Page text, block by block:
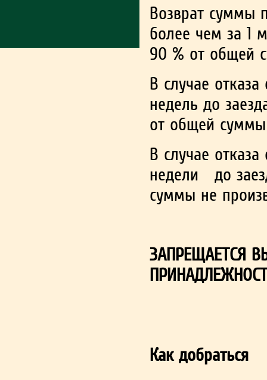
Возврат суммы
более чем за 1
90 % от общей
В случае
недель до
от общей
В случае
недели до
суммы не
ЗАПРЕЩАЕТСЯ
Как добраться